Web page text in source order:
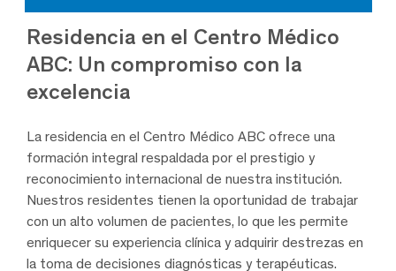
Residencia en el Centro Médico
ABC: Un compromiso con la
excelencia
La residencia en el Centro Médico ABC ofrece una
formación integral respaldada por el prestigio y
reconocimiento internacional de nuestra institución.
Nuestros residentes tienen la oportunidad de trabajar
con un alto volumen de pacientes, lo que les permite
enriquecer su experiencia clínica y adquirir destrezas en
la toma de decisiones diagnósticas y terapéuticas.